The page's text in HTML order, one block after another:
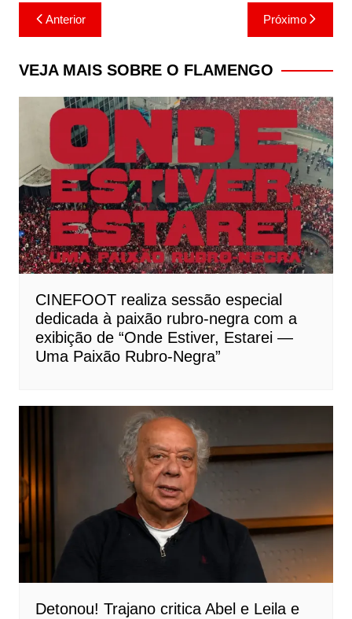
Navegação
de
Post
Anterior Próximo
VEJA MAIS SOBRE O FLAMENGO
CINEFOOT realiza sessão especial
dedicada à paixão rubro-negra com a
exibição de “Onde Estiver, Estarei —
Uma Paixão Rubro-Negra”
Detonou! Trajano critica Abel e Leila e